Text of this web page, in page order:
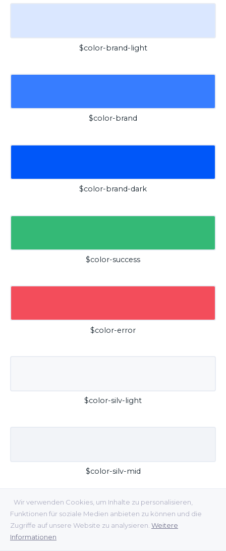
Wir verwenden Cookies, um Inhalte zu personalisieren,
Funktionen für soziale Medien anbieten zu können und die
Zugriffe auf unsere Website zu analysieren. Weitere
Informationen
$color-brand-light
$color-brand
$color-brand-dark
$color-success
$color-error
$color-silv-light
$color-silv-mid